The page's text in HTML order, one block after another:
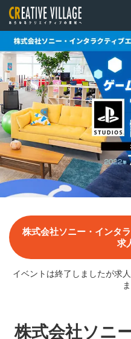
株式会社ソニー・インタ
求
イベントは終了しましたが求
株式会社ソニ